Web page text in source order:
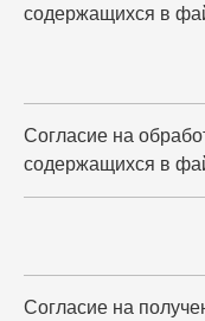
содержащихся в
Согласие на
содержащихся в
Согласие на